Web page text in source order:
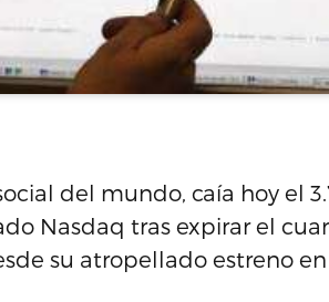
del mundo, caía hoy el
Nasdaq tras expirar el
su atropellado estreno